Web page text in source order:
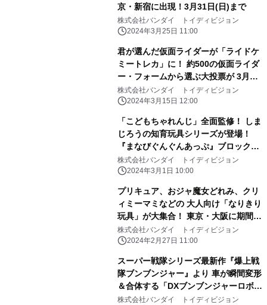
京・新宿に出現！3月31日(日)まで
株式会社バンダイ トイディビジョン
2024年3月25日 11:00
君が選んだ仮面ライダーが「ライドケ
ミートレカ」に！ 約500の仮面ライダ
ー・フォームから選ぶ大投票が 3月15
日からスタート！
株式会社バンダイ トイディビジョン
2024年3月15日 12:00
「こどもちゃれんじ」全面監修！ しま
じろうの知育玩具シリーズが登場！
『まなびぐんぐんあっぷ』ブロック＆
ねんどを4月20日に発売！
株式会社バンダイ トイディビジョン
2024年3月1日 10:00
プリキュア、おジャ魔女どれみ、クリ
ィミーマミなどの 大人向け「なりきり
玩具」が大集合！ 東京・大阪に期間限
定ポップアップストアがオープン
株式会社バンダイ トイディビジョン
2024年2月27日 11:00
スーパー戦隊シリーズ最新作『爆上戦
隊ブンブンジャー』より 車が瞬間変形
＆合体する「DXブンブンジャーロボ」
が登場！ 変身アイテムと武器アイテム
株式会社バンダイ トイディビジョン